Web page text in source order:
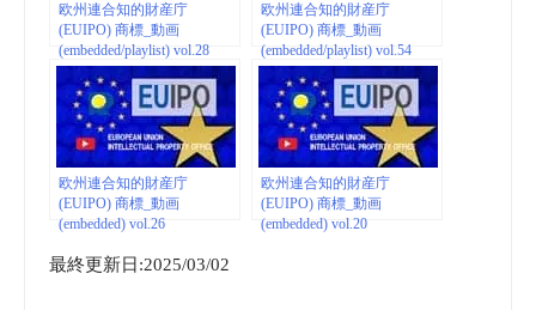
欧州連合知的財産庁
(EUIPO) 商標_動画
(embedded/playlist) vol.28
欧州連合知的財産庁
(EUIPO) 商標_動画
(embedded/playlist) vol.54
欧州連合知的財産庁
(EUIPO) 商標_動画
(embedded) vol.26
欧州連合知的財産庁
(EUIPO) 商標_動画
(embedded) vol.20
最終更新日:2025/03/02